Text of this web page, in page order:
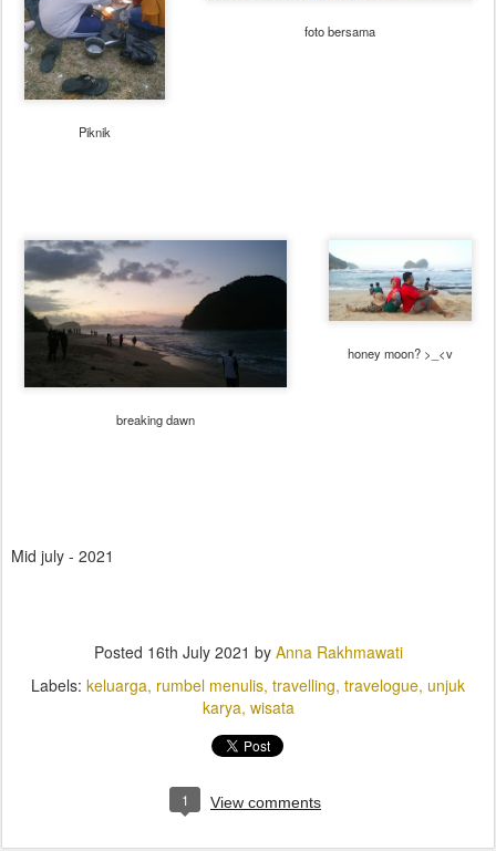
Piknik
foto bersama
breaking dawn
honey moon? >_<v
Mid july - 2021
Posted 16th July 2021 by Anna Rakhmawati
Labels: keluarga rumbel menulis travelling travelogue unjuk
karya wisata
1 View comments